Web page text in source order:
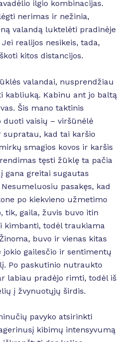
ilgio kombinacijas.
nerimas ir nežinia,
valandą luktelėti pradinėje
realijos nesikeis, tada,
kitos distancijos.
valandai, nusprendžiau
kabliuką. Kabinu ant jo baltą
Šis mano taktinis
vaisių – viršūnėlė
supratau, kad tai karšio
smagios kovos ir karšis
tęsti žūklę ta pačia
gana greitai sugautas
pasakęs, kad
po kiekvieno užmetimo
tik, gaila, žuvis buvo itin
kimbanti, todėl traukiama
buvo ir vienas kitas
jokio gailesčio ir sentimentų
Po paskutinio nutraukto
labiau pradėjo rimti, todėl iš
į žvynuotųjų širdis.
pavyko atsirinkti
kibimų intensyvumą